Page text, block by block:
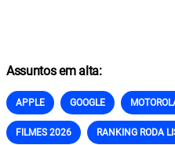
Assuntos em alta:
APPLE GOOGLE
FILMES 2026 RANKING RODA